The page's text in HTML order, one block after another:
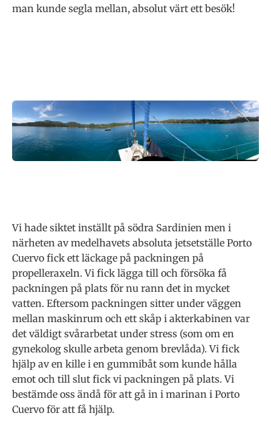
man kunde segla mellan, absolut värt ett besök!
Vi hade siktet inställt på södra Sardinien men i
närheten av medelhavets absoluta jetsetställe Porto
Cuervo fick ett läckage på packningen på
propelleraxeln. Vi fick lägga till och försöka få
packningen på plats för nu rann det in mycket
vatten. Eftersom packningen sitter under väggen
mellan maskinrum och ett skåp i akterkabinen var
det väldigt svårarbetat under stress (som om en
gynekolog skulle arbeta genom brevlåda). Vi fick
hjälp av en kille i en gummibåt som kunde hålla
emot och till slut fick vi packningen på plats. Vi
bestämde oss ändå för att gå in i marinan i Porto
Cuervo för att få hjälp.